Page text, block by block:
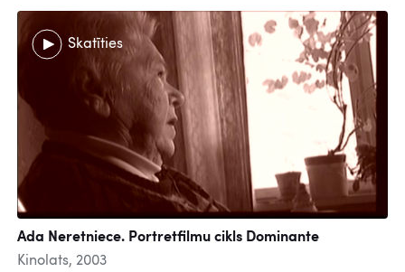
Skatīties
Ada Neretniece. Portretfilmu cikls Dominante
Kinolats, 2003